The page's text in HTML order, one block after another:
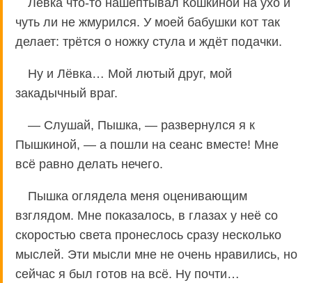
Лёвка что-то нашёптывал Кошкиной на ухо и
чуть ли не жмурился. У моей бабушки кот так
делает: трётся о ножку стула и ждёт подачки.
Ну и Лёвка… Мой лютый друг, мой
закадычный враг.
— Слушай, Пышка, — развернулся я к
Пышкиной, — а пошли на сеанс вместе! Мне
всё равно делать нечего.
Пышка оглядела меня оценивающим
взглядом. Мне показалось, в глазах у неё со
скоростью света пронеслось сразу несколько
мыслей. Эти мысли мне не очень нравились, но
сейчас я был готов на всё. Ну почти…